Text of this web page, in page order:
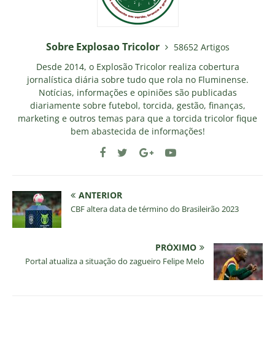
Sobre Explosao Tricolor
58652 Artigos
Desde 2014, o Explosão Tricolor realiza cobertura
jornalística diária sobre tudo que rola no Fluminense.
Notícias, informações e opiniões são publicadas
diariamente sobre futebol, torcida, gestão, finanças,
marketing e outros temas para que a torcida tricolor fique
bem abastecida de informações!
ANTERIOR
CBF altera data de término do Brasileirão 2023
PRÓXIMO
Portal atualiza a situação do zagueiro Felipe Melo